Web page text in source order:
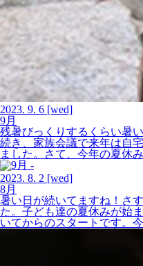
2023. 9. 6 [wed]
9月
残暑びっくりするくらい暑
続き、家族会議で来年は自
ました。さて、今年の夏休
2023. 8. 2 [wed]
8月
暑い日が続いてますね！さ
た。子ども達の夏休みが始
いてからのスタートです。